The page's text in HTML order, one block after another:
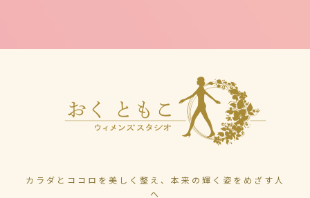
カラダとココロを美しく整え、本来の輝く姿をめざす人
へ